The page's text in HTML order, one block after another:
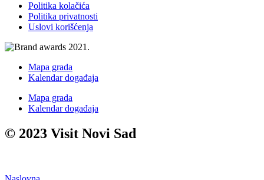
Politika kolačića
Politika privatnosti
Uslovi korišćenja
Mapa grada
Kalendar događaja
Mapa grada
Kalendar događaja
© 2023 Visit Novi Sad